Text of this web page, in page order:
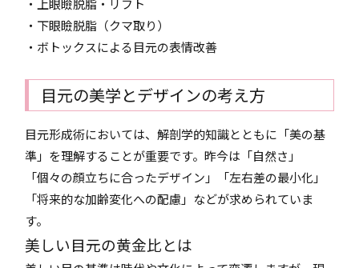
・上眼瞼脱脂・リフト
・下眼瞼脱脂（クマ取り）
・ボトックスによる目元の表情改善
目元の美学とデザインの考え方
目元形成術においては、解剖学的知識とともに「美の基
準」を理解することが重要です。昨今は「自然さ」
「個々の顔立ちに合ったデザイン」「左右差の最小化」
「将来的な加齢変化への配慮」などが求められていま
す。
美しい目元の黄金比とは